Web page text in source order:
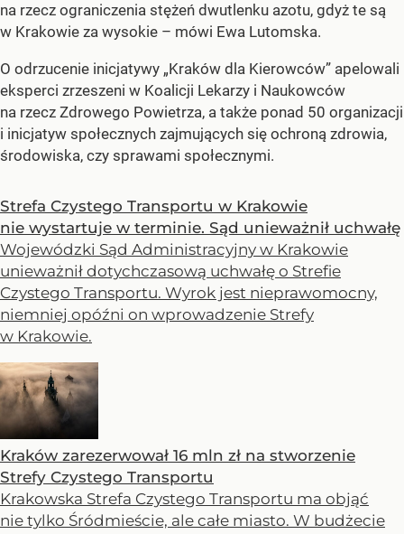
na rzecz ograniczenia stężeń dwutlenku azotu, gdyż te są
w Krakowie za wysokie – mówi Ewa Lutomska.
O odrzucenie inicjatywy „Kraków dla Kierowców” apelowali
eksperci zrzeszeni w Koalicji Lekarzy i Naukowców
na rzecz Zdrowego Powietrza, a także ponad 50 organizacji
i inicjatyw społecznych zajmujących się ochroną zdrowia,
środowiska, czy sprawami społecznymi.
Strefa Czystego Transportu w Krakowie
nie wystartuje w terminie. Sąd unieważnił uchwałę
Wojewódzki Sąd Administracyjny w Krakowie
unieważnił dotychczasową uchwałę o Strefie
Czystego Transportu. Wyrok jest nieprawomocny,
niemniej opóźni on wprowadzenie Strefy
w Krakowie.
Kraków zarezerwował 16 mln zł na stworzenie
Strefy Czystego Transportu
Krakowska Strefa Czystego Transportu ma objąć
nie tylko Śródmieście, ale całe miasto. W budżecie